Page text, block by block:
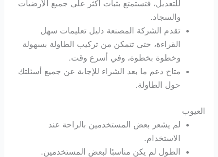
للتعديل، فتستمتع بثبات أكثر على جميع الأرضيات
والسجاد.
تقدم الشركة المصنعة دليل تعليمات سهل
القراءة، حتى تتمكن من تركيب الطاولة بسهولة
وخطوة بخطوة، وفي أسرع وقت.
متاح دعم ما بعد الشراء للإجابة عن جميع أسئلتك
حول الطاولة.
العيوب
لم يشعر بعض المستخدمين بالراحة عند
الاستخدام.
الطول لم يكن مناسبًا لبعض المستخدمين.